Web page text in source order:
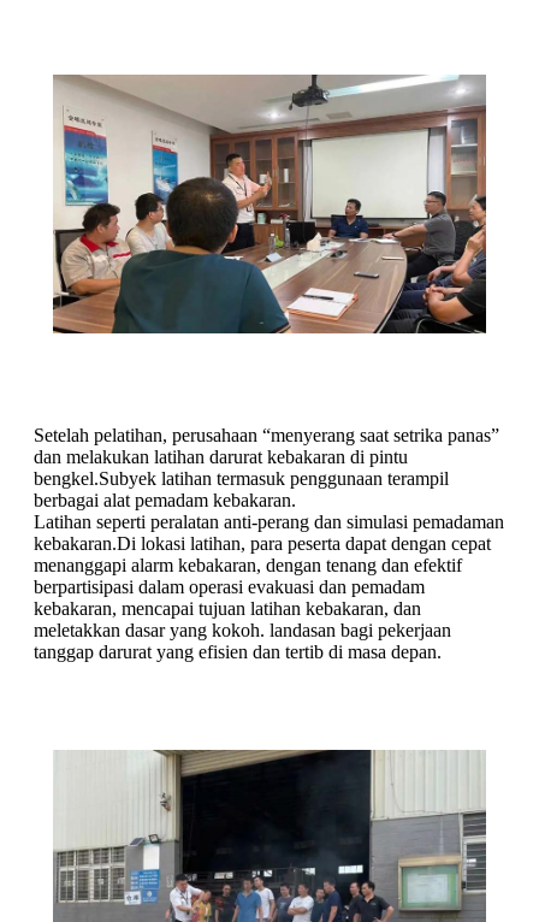
Setelah pelatihan, perusahaan “menyerang saat setrika panas”
dan melakukan latihan darurat kebakaran di pintu
bengkel.Subyek latihan termasuk penggunaan terampil
berbagai alat pemadam kebakaran.
Latihan seperti peralatan anti-perang dan simulasi pemadaman
kebakaran.Di lokasi latihan, para peserta dapat dengan cepat
menanggapi alarm kebakaran, dengan tenang dan efektif
berpartisipasi dalam operasi evakuasi dan pemadam
kebakaran, mencapai tujuan latihan kebakaran, dan
meletakkan dasar yang kokoh. landasan bagi pekerjaan
tanggap darurat yang efisien dan tertib di masa depan.